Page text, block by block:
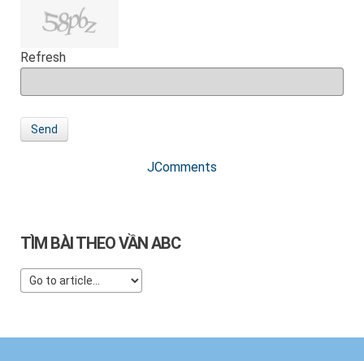
Refresh
Send
JComments
TÌM BÀI THEO VẦN ABC